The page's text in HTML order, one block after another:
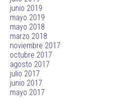
junio 2019
mayo 2019
mayo 2018
marzo 2018
noviembre 2017
octubre 2017
agosto 2017
julio 2017
junio 2017
mayo 2017